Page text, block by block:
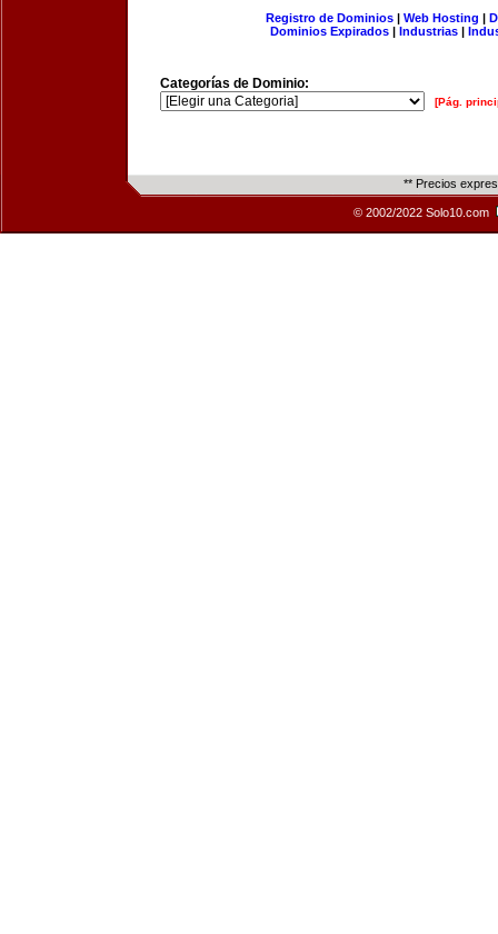
Registro de Dominios| Web Hosting |
Dominios Expirados | Industrias |
Categorías de Dominio:
[Pág.
** Precios
© 2002/2022 Solo10.com